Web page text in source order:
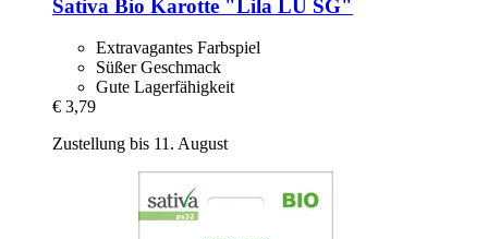
Sativa Bio Karotte "Lila LU SG"
Extravagantes Farbspiel
Süßer Geschmack
Gute Lagerfähigkeit
€ 3,79
Zustellung bis 11. August